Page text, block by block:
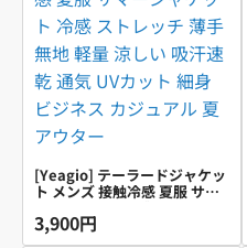
[Yeagio] テーラードジャケッ
ト メンズ 接触冷感 夏服 サマ
薄手 無地 軽量 涼しい 吸汗速
乾 通気 UVカット 細身 ビジネ
3,900円